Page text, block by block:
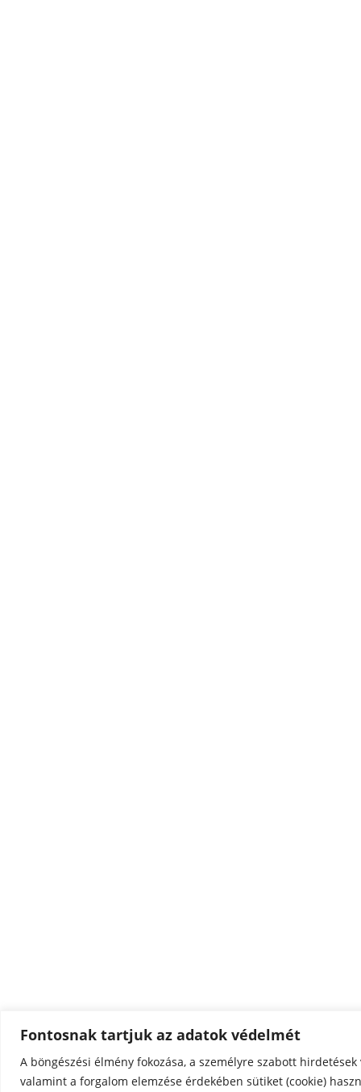
Fontosnak tartjuk az adatok védelmét
A böngészési élmény fokozása, a személyre szabott
valamint a forgalom elemzése érdekében sütiket (cookie)